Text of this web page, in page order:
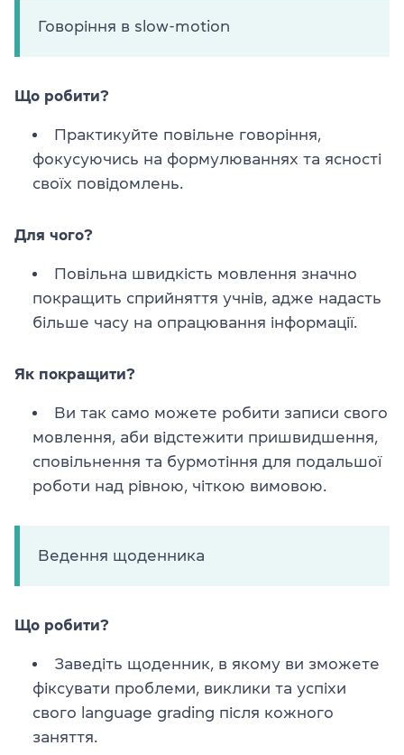
Говоріння в slow-motion
Що робити?
Практикуйте повільне говоріння,
фокусуючись на формулюваннях та ясності
своїх повідомлень.
Для чого?
Повільна швидкість мовлення значно
покращить сприйняття учнів, адже надасть
більше часу на опрацювання інформації.
Як покращити?
Ви так само можете робити записи свого
мовлення, аби відстежити пришвидшення,
сповільнення та бурмотіння для подальшої
роботи над рівною, чіткою вимовою.
Ведення щоденника
Що робити?
Заведіть щоденник, в якому ви зможете
фіксувати проблеми, виклики та успіхи
свого language grading після кожного
заняття.